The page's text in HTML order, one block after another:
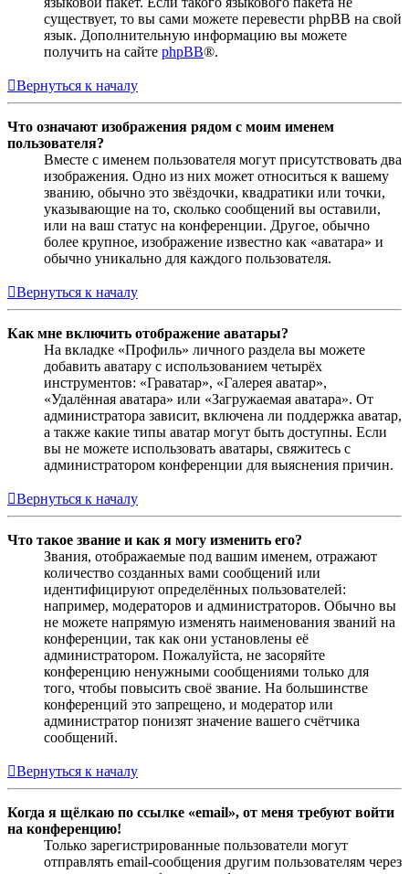
существует, то вы сами можете перевести phpBB на свой
язык. Дополнительную информацию вы можете
получить на сайте phpBB®.
Вернуться к началу
Что означают изображения рядом с моим именем
пользователя?
Вместе с именем пользователя могут присутствовать два
изображения. Одно из них может относиться к вашему
званию, обычно это звёздочки, квадратики или точки,
указывающие на то, сколько сообщений вы оставили,
или на ваш статус на конференции. Другое, обычно
более крупное, изображение известно как «аватара» и
обычно уникально для каждого пользователя.
Вернуться к началу
Как мне включить отображение аватары?
На вкладке «Профиль» личного раздела вы можете
добавить аватару с использованием четырёх
инструментов: «Граватар», «Галерея аватар»,
«Удалённая аватара» или «Загружаемая аватара». От
администратора зависит, включена ли поддержка аватар,
а также какие типы аватар могут быть доступны. Если
вы не можете использовать аватары, свяжитесь с
администратором конференции для выяснения причин.
Вернуться к началу
Что такое звание и как я могу изменить его?
Звания, отображаемые под вашим именем, отражают
количество созданных вами сообщений или
идентифицируют определённых пользователей:
например, модераторов и администраторов. Обычно вы
не можете напрямую изменять наименования званий на
конференции, так как они установлены её
администратором. Пожалуйста, не засоряйте
конференцию ненужными сообщениями только для
того, чтобы повысить своё звание. На большинстве
конференций это запрещено, и модератор или
администратор понизят значение вашего счётчика
сообщений.
Вернуться к началу
Когда я щёлкаю по ссылке «email», от меня требуют войти
на конференцию!
Только зарегистрированные пользователи могут
отправлять email-сообщения другим пользователям через